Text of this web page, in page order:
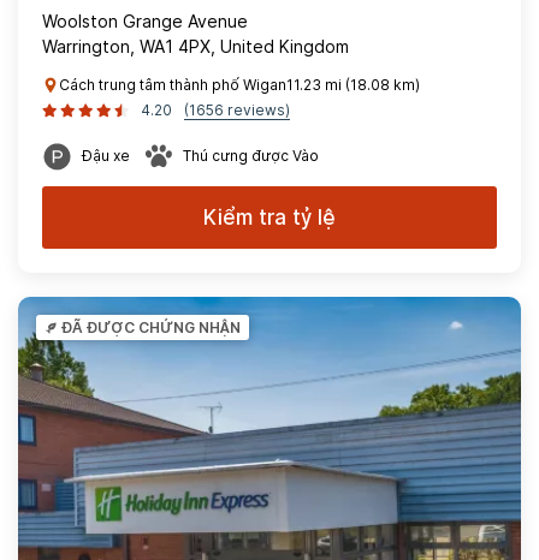
Woolston Grange Avenue
Warrington, WA1 4PX, United Kingdom
Cách trung tâm thành phố Wigan11.23 mi (18.08 km)
4.20
(1656 reviews)
Đậu xe Thú cưng được Vào
Kiểm tra tỷ lệ
ĐÃ ĐƯỢC CHỨNG NHẬN